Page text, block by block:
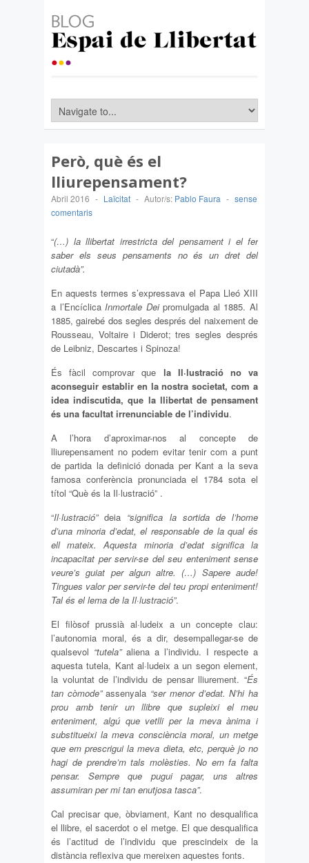
Però, què és el
lliurepensament?
Abril 2016 - Laïcitat - Autor/s: Pablo Faura - sense
comentaris
“(…) la llibertat irrestricta del pensament i el fer
saber els seus pensaments no és un dret del
ciutadà”.
En aquests termes s’expressava el Papa Lleó XIII
a l’EncíclicaInmortale Deipromulgada al 1885. Al
1885, gairebé dos segles després del naixement de
Rousseau, Voltaire i Diderot; tres segles després
de Leibniz, Descartes i Spinoza!
És fàcil comprovar que la Il·lustració no va
aconseguir establir en la nostra societat, com a
idea indiscutida, que la llibertat de pensament
és una facultat irrenunciable de l’individu.
A l’hora d’aproximar-nos al concepte de
lliurepensament no podem evitar tenir com a punt
de partida la definició donada per Kant a la seva
famosa conferència pronunciada el 1784 sota el
títol “Què és la Il·lustració” .
“Il·lustració”deia “significa la sortida de l’home
d’una minoria d’edat, el responsable de la qual és
ell mateix. Aquesta minoria d’edat significa la
incapacitat per servir-se del seu enteniment sense
veure’s guiat per algun altre. (…) Sapere aude!
Tingues valor per servir-te del teu propi enteniment!
Tal és el lema de la Il·lustració”.
El filòsof prussià al·ludeix a un concepte clau:
l’autonomia moral, és a dir, desempallegar-se de
qualsevol “tutela”aliena a l’individu. I respecte a
aquesta tutela, Kant al·ludeix a un segon element,
la voluntat de l’individu de pensar lliurement. “És
tan còmode”assenyala “ser menor d’edat. N’hi ha
prou amb tenir un llibre que supleixi el meu
enteniment, algú que vetlli per la meva ànima i
substitueixi la meva consciència moral, un metge
que em prescrigui la meva dieta, etc, perquè jo no
hagi de prendre’m tals molèsties. No em fa falta
pensar. Sempre que pugui pagar, uns altres
assumiran per mi tan enutjosa tasca”.
Cal precisar que, òbviament, Kant no desqualifica
el llibre, el sacerdot o el metge. El que desqualifica
és l’actitud de l’individu que prescindeix de la
distància reflexiva que mereixen aquestes fonts.